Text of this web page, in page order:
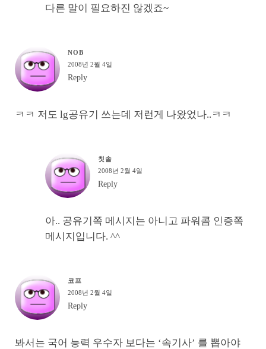
다른 말이 필요하진 않겠죠~
NOB
2008년 2월 4일
Reply
ㅋㅋ 저도 lg공유기 쓰는데 저런게 나왔었나..ㅋㅋ
칫솔
2008년 2월 4일
Reply
아.. 공유기쪽 메시지는 아니고 파워콤 인증쪽
메시지입니다. ^^
코프
2008년 2월 4일
Reply
봐서는 국어 능력 우수자 보다는 ‘속기사’ 를 뽑아야